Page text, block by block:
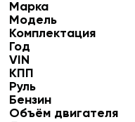
Марка
Модель
Комплектация
Год
VIN
КПП
Руль
Бензин
Объём двигателя